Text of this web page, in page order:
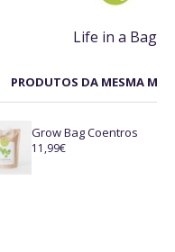
Life in a Bag
PRODUTOS DA MESMA
Grow Bag Coentros
11,99€